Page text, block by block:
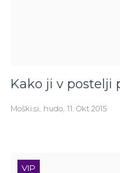
Kako ji v postelji
Moški.si hudo 11. Okt 2015
VIP